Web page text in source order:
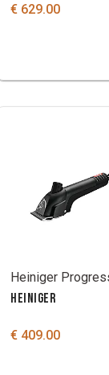
€ 629.00
HEINIGER
€ 409.00